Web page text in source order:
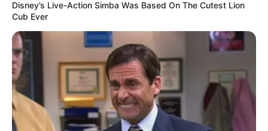
Pause Mute
Berbekal dari pengalaman yang ia miliki, ia bisa menjajal dunia
modeling dan berkolaborasi dengan para fotografer profesional,
baik sekedar aktivitas fotografi ataupun komersil.
Baca juga: Biodata, Profil, dan Fakta Chicco Kurniawan
Disney’s Live-Action Simba Was Based On The Cutest Lion
Cub Ever